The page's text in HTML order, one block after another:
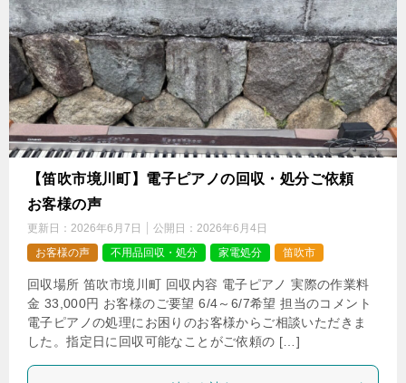
【笛吹市境川町】電子ピアノの回収・処分ご依頼
お客様の声
更新日： 2026年6月7日 公開日： 2026年6月4日
お客様の声
不用品回収・処分 家電処分 笛吹市
回収場所 笛吹市境川町 回収内容 電子ピアノ 実際の作業料
金 33,000円 お客様のご要望 6/4～6/7希望 担当のコメント
電子ピアノの処理にお困りのお客様からご相談いただきま
した。指定日に回収可能なことがご依頼の […]